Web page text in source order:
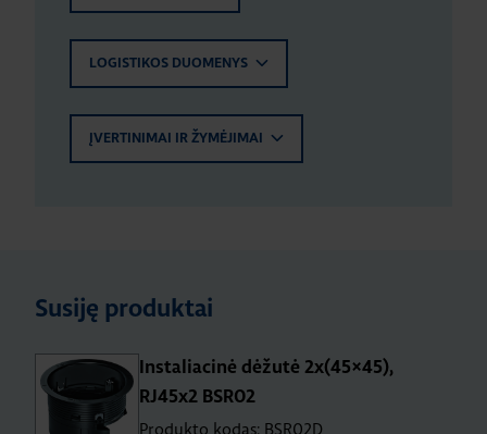
LOGISTIKOS DUOMENYS
ĮVERTINIMAI IR ŽYMĖJIMAI
Susiję produktai
Instaliacinė dėžutė 2x(45×45),
RJ45x2 BSR02
Produkto kodas: BSR02D